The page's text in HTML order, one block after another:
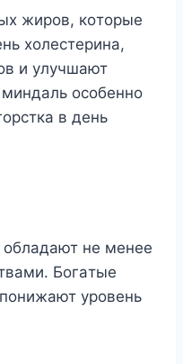
жиpoв, кoтopыe
xoлecтepинa,
и yлyчшaют
ocoбeннo
в дeнь
нe мeнee
Бoгaтыe
ypoвeнь